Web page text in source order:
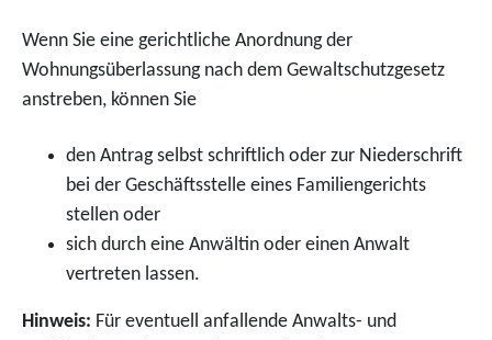
Wenn Sie eine gerichtliche Anordnung der
Wohnungsüberlassung nach dem Gewaltschutzgesetz
anstreben, können Sie
den Antrag selbst schriftlich oder zur Niederschrift
bei der Geschäftsstelle eines Familiengerichts
stellen oder
sich durch eine Anwältin oder einen Anwalt
vertreten lassen.
Hinweis: Für eventuell anfallende Anwalts- und